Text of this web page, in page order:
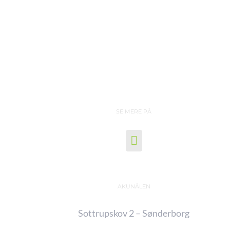
SE MERE PÅ
AKUNÅLEN
Sottrupskov 2 – Sønderborg